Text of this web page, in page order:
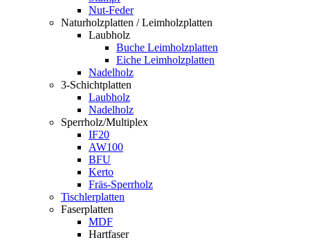
Nut-Feder
Naturholzplatten / Leimholzplatten
Laubholz
Buche Leimholzplatten
Eiche Leimholzplatten
Nadelholz
3-Schichtplatten
Laubholz
Nadelholz
Sperrholz/Multiplex
IF20
AW100
BFU
Kerto
Fräs-Sperrholz
Tischlerplatten
Faserplatten
MDF
Hartfaser